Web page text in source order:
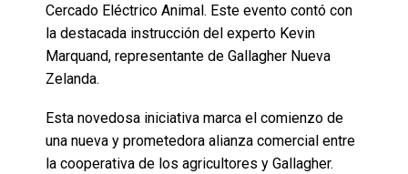
Cercado Eléctrico Animal. Este evento contó con
la destacada instrucción del experto Kevin
Marquand, representante de Gallagher Nueva
Zelanda.
Esta novedosa iniciativa marca el comienzo de
una nueva y prometedora alianza comercial entre
la cooperativa de los agricultores y Gallagher.